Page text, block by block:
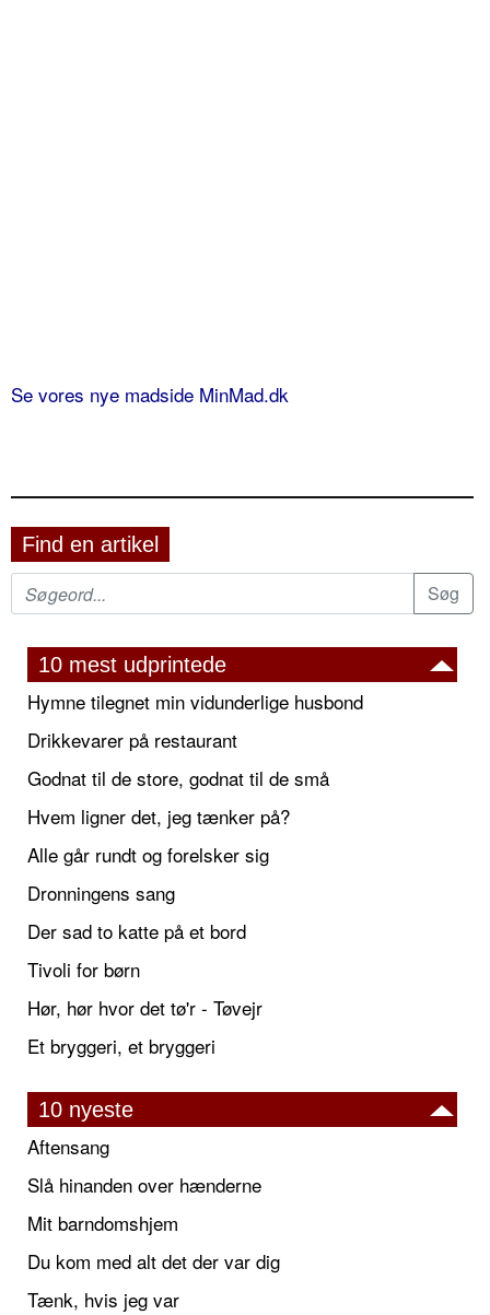
Se vores nye madside MinMad.dk
Find en artikel
10 mest udprintede
Hymne tilegnet min vidunderlige husbond
Drikkevarer på restaurant
Godnat til de store, godnat til de små
Hvem ligner det, jeg tænker på?
Alle går rundt og forelsker sig
Dronningens sang
Der sad to katte på et bord
Tivoli for børn
Hør, hør hvor det tø'r - Tøvejr
Et bryggeri, et bryggeri
10 nyeste
Aftensang
Slå hinanden over hænderne
Mit barndomshjem
Du kom med alt det der var dig
Tænk, hvis jeg var